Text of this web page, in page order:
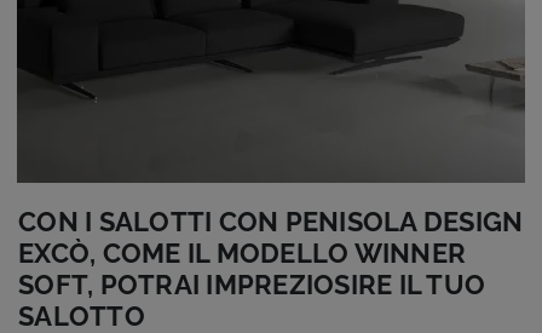
CON I SALOTTI CON PENISOLA DESIGN
EXCÒ, COME IL MODELLO WINNER
SOFT, POTRAI IMPREZIOSIRE IL TUO
SALOTTO